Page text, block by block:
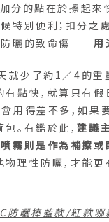
分的點在於擦起來
特別便利；扣分之
防曬的致命傷──用
少了約1／4的重
點快，就算只有假
用得差不多，如果
。有鑑於此，建議
霧則是作為補擦或
理性防曬，才能
防曬棒藍款/紅款哪